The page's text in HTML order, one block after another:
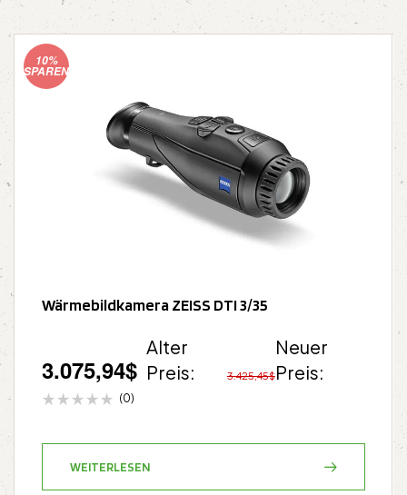
10%
SPAREN
Wärmebildkamera ZEISS DTI 3/35
Alter
Preis:
3.425,45$
Neuer
Preis:
3.075,94$
(0)
WEITERLESEN